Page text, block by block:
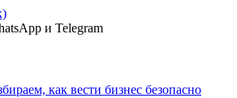
и Telegram
как вести бизнес безопасно